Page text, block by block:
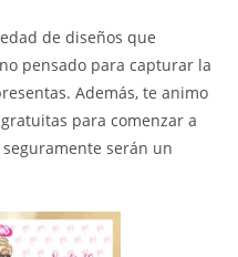
de diseños que
pensado para capturar la
Además, te animo
para comenzar a
serán un